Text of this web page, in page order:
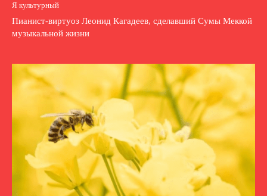
Я культурный
Пианист-виртуоз Леонид Кагадеев, сделавший Сумы Меккой
музыкальной жизни